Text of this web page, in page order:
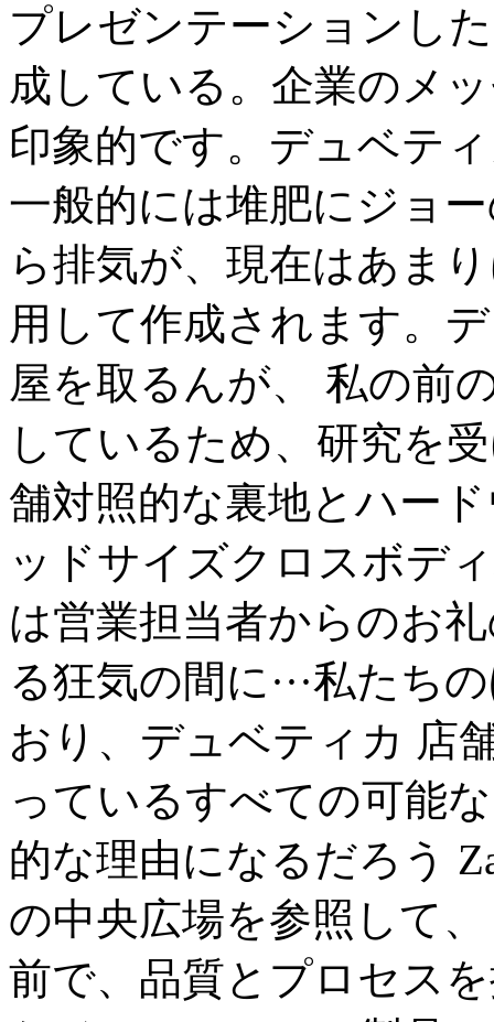
プレゼンテーションし
成している。企業のメ
印象的です。デュベテ
一般的には堆肥にジョ
ら排気が、現在はあま
用して作成されます。
屋を取るんが、 私の前
しているため、研究を
舗対照的な裏地とハー
ッドサイズクロスボデ
は営業担当者からのお
る狂気の間に···私たち
おり、デュベティカ 店
っているすべての可能
的な理由になるだろう
の中央広場を参照して
前で、品質とプロセス